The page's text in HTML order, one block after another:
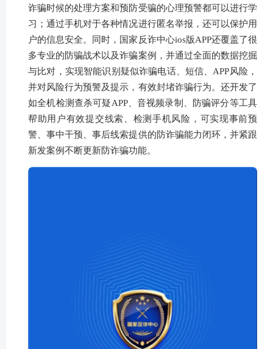
诈骗时候的处理方案和预防受骗的心理预警都可以进行学
习；通过手机对于各种情况进行匿名举报，还可以保护用
户的信息安全。同时，国家反诈中心ios版APP还覆盖了很
多专业的防骗战术以及诈骗案例，并通过全面的数据挖掘
与比对，实现智能识别疑似诈骗电话、短信、APP风险，
并对风险行为预警及提示，有效封堵诈骗行为。还开发了
如全机检测查杀可疑APP、音视频录制、防骗评分等工具
帮助用户有效提交线索、检测手机风险，可实现事前预
警、事中干预、事后线索提供的防诈骗能力闭环，并紧跟
新发案例不断更新防诈骗功能。